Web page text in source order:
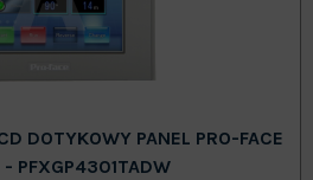
DOTYKOWY PANEL PRO-FACE
PFXGP4301TADW